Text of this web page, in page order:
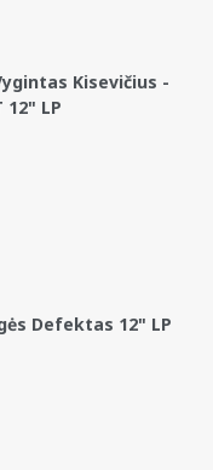
Kisevičius -
12" LP
Defektas 12" LP